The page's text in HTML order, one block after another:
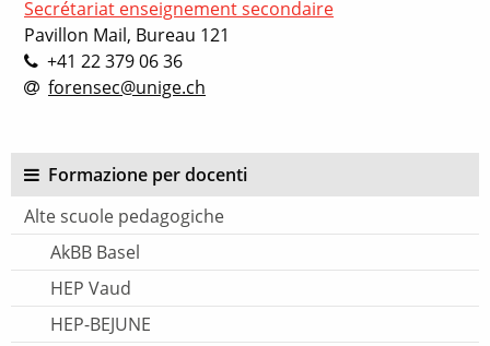
Formazione per docenti
Alte scuole pedagogiche
AkBB Basel
HEP Vaud
HEP-BEJUNE
Secrétariat enseignement secondaire
Pavillon Mail, Bureau 121
+41 22 379 06 36
forensec@unige.ch